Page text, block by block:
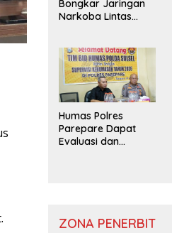
Bongkar Jaringan
Narkoba Lintas
Humas Polres
Parepare Dapat
Evaluasi dan
ZONA PENERBIT